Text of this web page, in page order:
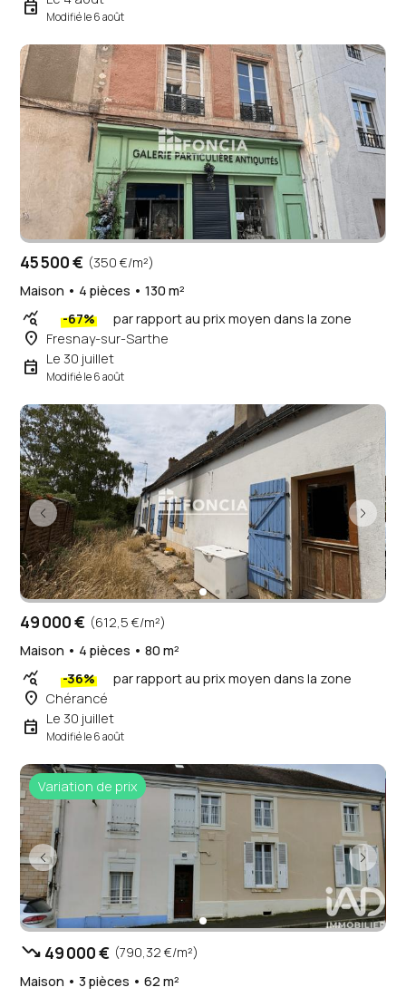
event Modifié le 6 août
45 500 € (350 €/m²)
Maison • 4 pièces • 130 m²
query_stats -67% par rapport au prix moyen dans la zone
place Fresnay-sur-Sarthe
event Le 30 juillet
Modifié le 6 août
49 000 € (612,5 €/m²)
Maison • 4 pièces • 80 m²
query_stats -36% par rapport au prix moyen dans la zone
place Chérancé
event Le 30 juillet
Modifié le 6 août
Variation de prix
trending_down 49 000 € (790,32 €/m²)
Maison • 3 pièces • 62 m²